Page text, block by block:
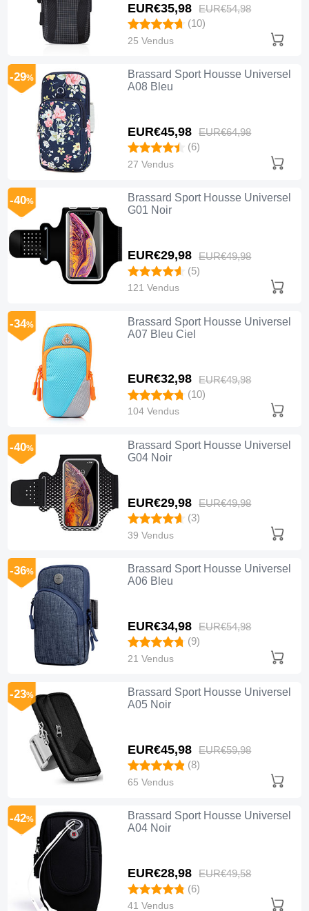
EUR€35,98 EUR€54,98
(10)
25 Vendus
Brassard Sport Housse Universel
A08 Bleu
EUR€45,98 EUR€64,98
-29%
(6)
27 Vendus
Brassard Sport Housse Universel
G01 Noir
EUR€29,98 EUR€49,98
-40%
(5)
121 Vendus
Brassard Sport Housse Universel
A07 Bleu Ciel
EUR€32,98 EUR€49,98
-34%
(10)
104 Vendus
Brassard Sport Housse Universel
G04 Noir
EUR€29,98 EUR€49,98
-40%
(3)
39 Vendus
Brassard Sport Housse Universel
A06 Bleu
EUR€34,98 EUR€54,98
-36%
(9)
21 Vendus
Brassard Sport Housse Universel
A05 Noir
EUR€45,98 EUR€59,98
-23%
(8)
65 Vendus
Brassard Sport Housse Universel
A04 Noir
EUR€28,98 EUR€49,58
-42%
(6)
41 Vendus